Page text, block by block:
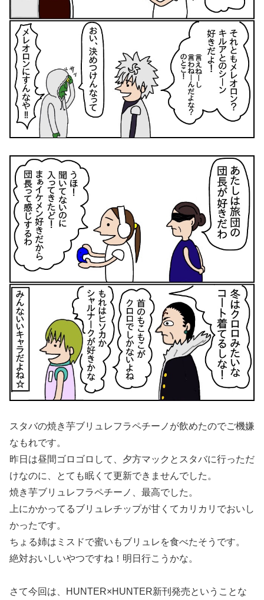
スタバの焼き芋ブリュレフラペチーノが飲めたのでご機嫌
なもれです。
昨日は昼間ゴロゴロして、夕方マックとスタバに行っただ
けなのに、とても眠くて更新できませんでした。
焼き芋ブリュレフラペチーノ、最高でした。
上にかかってるブリュレチップが甘くてカリカリでおいし
かったです。
ちょる姉はミスドで蜜いもブリュレを食べたそうです。
絶対おいしいやつですね！明日行こうかな。
さて今回は、HUNTER×HUNTER新刊発売ということな